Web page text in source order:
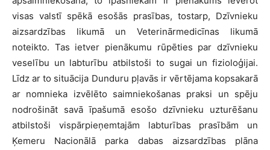
visas valstī spēkā esošās prasības, tostarp, Dzīvnieku
aizsardzības likumā un Veterinārmedicīnas likumā
noteikto. Tas ietver pienākumu rūpēties par dzīvnieku
veselību un labturību atbilstoši to sugai un fizioloģijai.
Līdz ar to situācija Dunduru pļavās ir vērtējama kopsakarā
ar nomnieka izvēlēto saimniekošanas praksi un spēju
nodrošināt savā īpašumā esošo dzīvnieku uzturēšanu
atbilstoši vispārpieņemtajām labturības prasībām un
Ķemeru Nacionālā parka dabas aizsardzības plāna